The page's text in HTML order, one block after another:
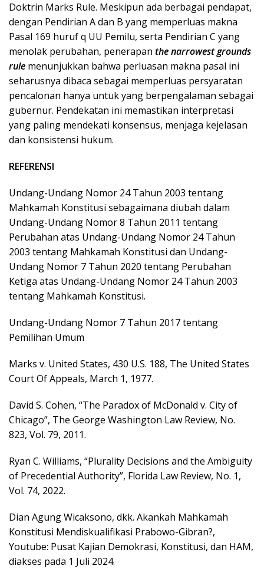
Doktrin Marks Rule. Meskipun ada berbagai pendapat,
dengan Pendirian A dan B yang memperluas makna
Pasal 169 huruf q UU Pemilu, serta Pendirian C yang
menolak perubahan, penerapan the narrowest grounds
rule menunjukkan bahwa perluasan makna pasal ini
seharusnya dibaca sebagai memperluas persyaratan
pencalonan hanya untuk yang berpengalaman sebagai
gubernur. Pendekatan ini memastikan interpretasi
yang paling mendekati konsensus, menjaga kejelasan
dan konsistensi hukum.
REFERENSI
Undang-Undang Nomor 24 Tahun 2003 tentang
Mahkamah Konstitusi sebagaimana diubah dalam
Undang-Undang Nomor 8 Tahun 2011 tentang
Perubahan atas Undang-Undang Nomor 24 Tahun
2003 tentang Mahkamah Konstitusi dan Undang-
Undang Nomor 7 Tahun 2020 tentang Perubahan
Ketiga atas Undang-Undang Nomor 24 Tahun 2003
tentang Mahkamah Konstitusi.
Undang-Undang Nomor 7 Tahun 2017 tentang
Pemilihan Umum
Marks v. United States, 430 U.S. 188, The United States
Court Of Appeals, March 1, 1977.
David S. Cohen, “The Paradox of McDonald v. City of
Chicago”, The George Washington Law Review, No.
823, Vol. 79, 2011.
Ryan C. Williams, “Plurality Decisions and the Ambiguity
of Precedential Authority”, Florida Law Review, No. 1,
Vol. 74, 2022.
Dian Agung Wicaksono, dkk. Akankah Mahkamah
Konstitusi Mendiskualifikasi Prabowo-Gibran?,
Youtube: Pusat Kajian Demokrasi, Konstitusi, dan HAM,
diakses pada 1 Juli 2024.